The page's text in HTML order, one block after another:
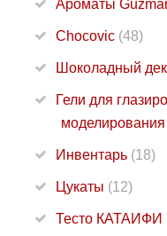
Ароматы
Chocovic (48)
Шоколадный
Гели для
моделирования
Инвентарь (18)
Цукаты (12)
Тесто КАТАИФИ